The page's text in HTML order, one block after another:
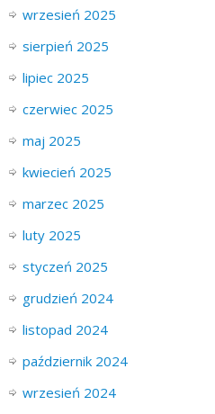
wrzesień 2025
sierpień 2025
lipiec 2025
czerwiec 2025
maj 2025
kwiecień 2025
marzec 2025
luty 2025
styczeń 2025
grudzień 2024
listopad 2024
październik 2024
wrzesień 2024